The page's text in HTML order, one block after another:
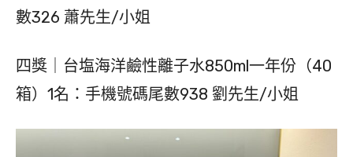
數326 蕭先生/小姐
四獎｜台塩海洋鹼性離子水850ml一年份（40
箱）1名：手機號碼尾數938 劉先生/小姐